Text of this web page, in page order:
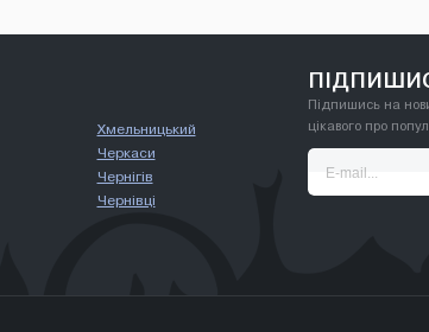
Хмельницький
Черкаси
Чернігів
Чернівці
Підпишись на
цікавого про